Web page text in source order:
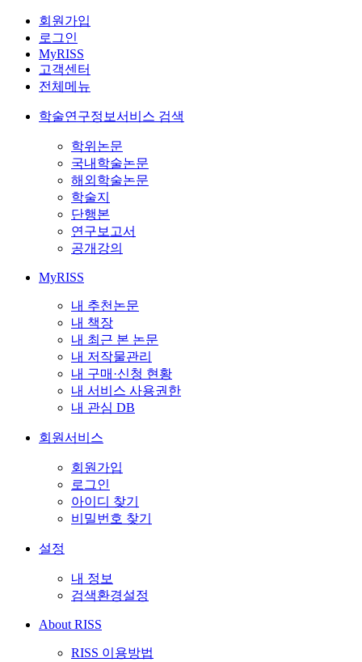
회원가입
로그인
MyRISS
고객센터
전체메뉴
학술연구정보서비스 검색
학위논문
국내학술논문
해외학술논문
학술지
단행본
연구보고서
공개강의
MyRISS
내 추천논문
내 책장
내 최근 본 논문
내 저작물관리
내 구매·신청 현황
내 서비스 사용권한
내 관심 DB
회원서비스
회원가입
로그인
아이디 찾기
비밀번호 찾기
설정
내 정보
검색환경설정
About RISS
RISS 이용방법